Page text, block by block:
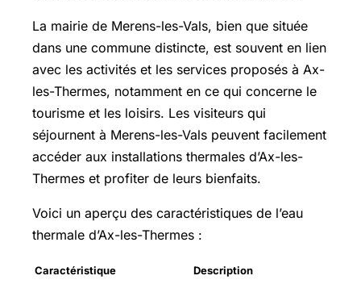
La mairie de Merens-les-Vals, bien que située
dans une commune distincte, est souvent en lien
avec les activités et les services proposés à Ax-
les-Thermes, notamment en ce qui concerne le
tourisme et les loisirs. Les visiteurs qui
séjournent à Merens-les-Vals peuvent facilement
accéder aux installations thermales d’Ax-les-
Thermes et profiter de leurs bienfaits.
Voici un aperçu des caractéristiques de l’eau
thermale d’Ax-les-Thermes :
Caractéristique
Description